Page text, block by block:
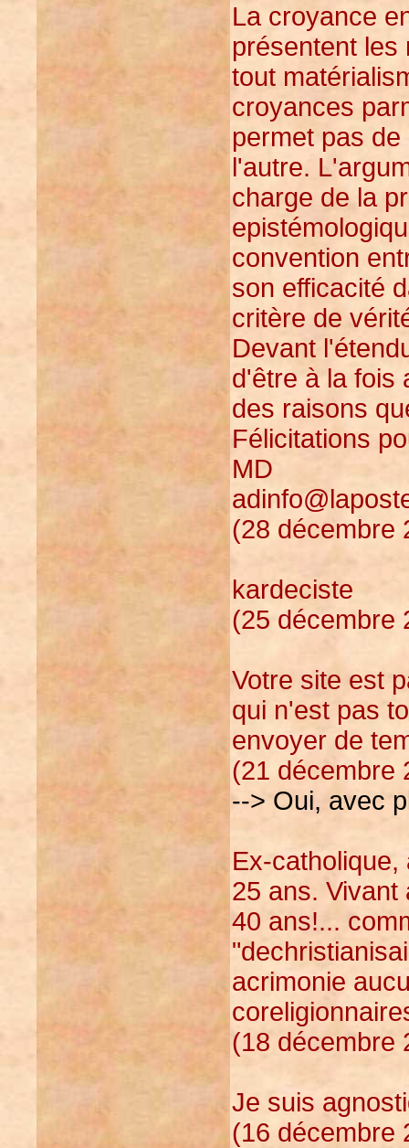
La croyance
présentent les
tout
croyances
permet pas
l'autre.
charge de la
convention
son efficacité
critère de
Devant
d'être à la fois
des raisons
Félicitations
MD
(28 décembre
kardeciste
(25 décembre
Votre site est
qui n'est pas
envoyer de
(21 décembre
--> Oui, avec
Ex-
25 ans. Vivant
40 ans!...
acrimonie
(18 décembre
Je suis
(16 décembre